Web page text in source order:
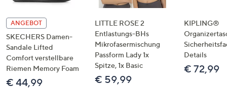
ANGEBOT
SKECHERS Damen-
Sandale Lifted
Comfort verstellbare
Riemen Memory Foam
€ 44,99
LITTLE ROSE 2
Entlastungs-BHs
Mikrofasermischung
Passform Lady 1x
Spitze, 1x Basic
€ 59,99
KIPLING®
Details
€ 72,99